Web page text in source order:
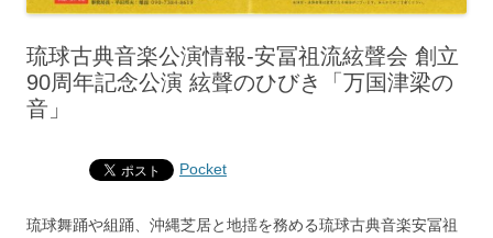
琉球古典音楽公演情報‐安冨祖流絃聲会 創立
90周年記念公演 絃聲のひびき「万国津梁の
音」
Pocket
琉球舞踊や組踊、沖縄芝居と地揺を務める琉球古典音楽安冨祖